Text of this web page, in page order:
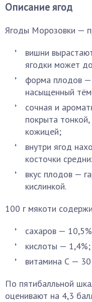
Описание ягод
Ягоды Морозовки —
вишни
ягодки может
форма плодов —
насыщенный
сочная и
покрыта
кожицей;
внутри ягод
косточки
вкус плодов —
кислинкой.
100 г мякоти
сахаров —
кислоты — 1,4%;
витамина С — 30
По пятибалльной
оценивают на 4,3